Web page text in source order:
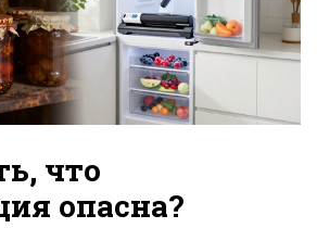
что
опасна?